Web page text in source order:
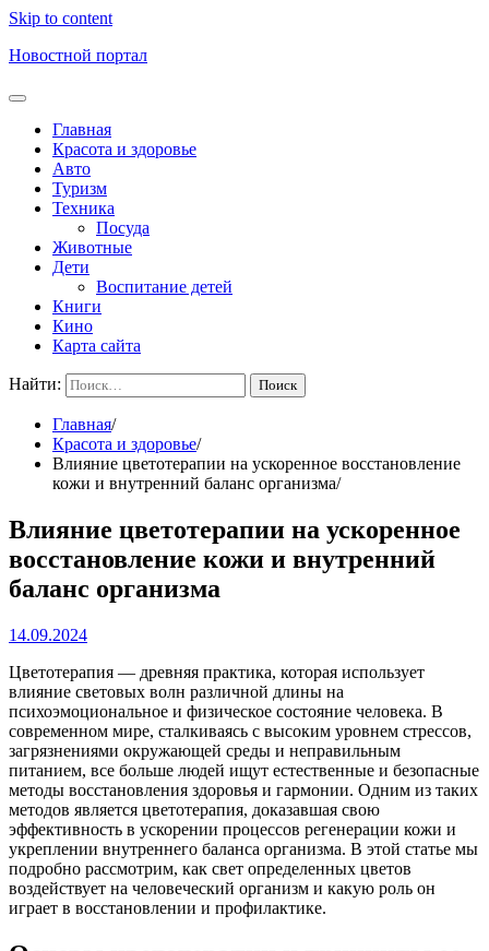
Skip to content
Новостной портал
Главная
Красота и здоровье
Авто
Туризм
Техника
Посуда
Животные
Дети
Воспитание детей
Книги
Кино
Карта сайта
Найти:
Главная
Красота и здоровье
Влияние цветотерапии на ускоренное восстановление
кожи и внутренний баланс организма
Влияние цветотерапии на ускоренное
восстановление кожи и внутренний
баланс организма
14.09.2024
Цветотерапия — древняя практика, которая использует
влияние световых волн различной длины на
психоэмоциональное и физическое состояние человека. В
современном мире, сталкиваясь с высоким уровнем стрессов,
загрязнениями окружающей среды и неправильным
питанием, все больше людей ищут естественные и безопасные
методы восстановления здоровья и гармонии. Одним из таких
методов является цветотерапия, доказавшая свою
эффективность в ускорении процессов регенерации кожи и
укреплении внутреннего баланса организма. В этой статье мы
подробно рассмотрим, как свет определенных цветов
воздействует на человеческий организм и какую роль он
играет в восстановлении и профилактике.